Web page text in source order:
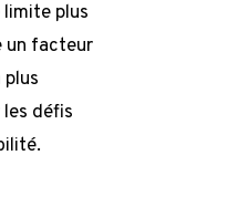
limite plus
un facteur
défis